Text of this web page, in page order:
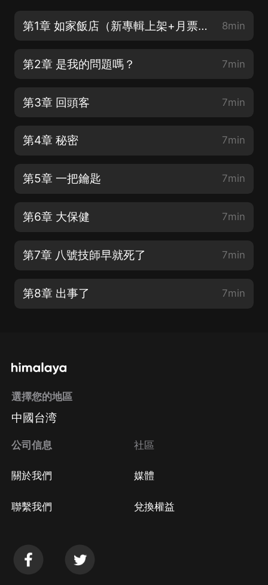
第1章 如家飯店（新專輯上架+月票收集中+五星好評來一波） 8min
第2章 是我的問題嗎？ 7min
第3章 回頭客 7min
第4章 秘密 7min
第5章 一把鑰匙 7min
第6章 大保健 7min
第7章 八號技師早就死了 7min
第8章 出事了 7min
選擇您的地區
中國台湾
公司信息
關於我們
聯繫我們
社區
媒體
兌換權益